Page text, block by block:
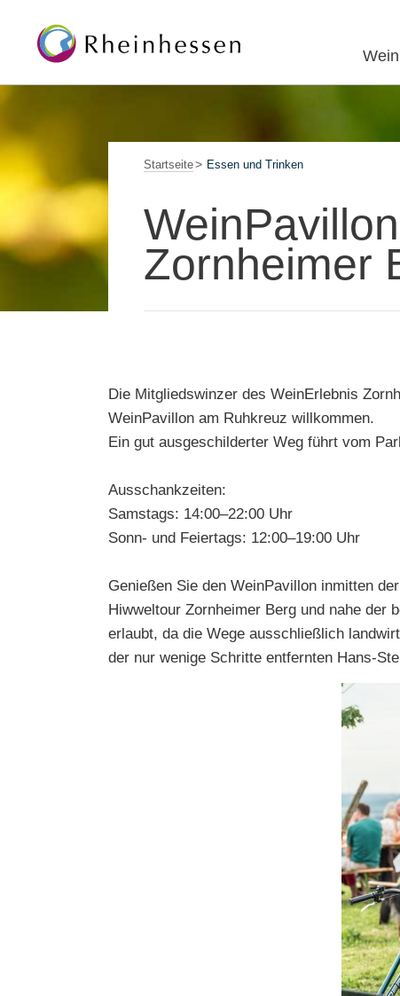
Startseite Essen und Trinken
Zornheimer
Die Mitgliedswinzer des WeinErlebnis
WeinPavillon am Ruhkreuz willkommen.
Ein gut ausgeschilderter Weg führt vom
Ausschankzeiten:
Samstags: 14:00–22:00 Uhr
Sonn- und Feiertags: 12:00–19:00 Uhr
Genießen Sie den WeinPavillon inmitten
Hiwweltour Zornheimer Berg und nahe der
erlaubt, da die Wege ausschließlich
der nur wenige Schritte entfernten Hans-